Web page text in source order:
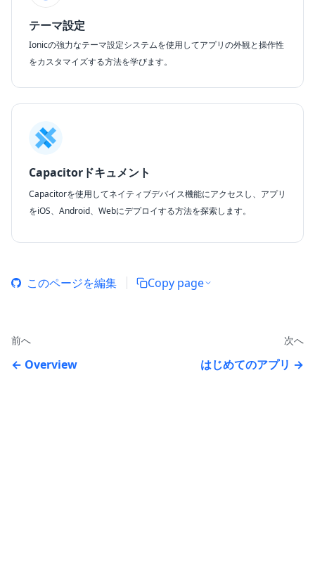
テーマ設定
Ionicの強力なテーマ設定システムを使用してアプリの外観と操作性
をカスタマイズする方法を学びます。
Capacitorドキュメント
Capacitorを使用してネイティブデバイス機能にアクセスし、アプリ
をiOS、Android、Webにデプロイする方法を探索します。
このページを編集 Copy page
前へ
Overview
次へ
はじめてのアプリ